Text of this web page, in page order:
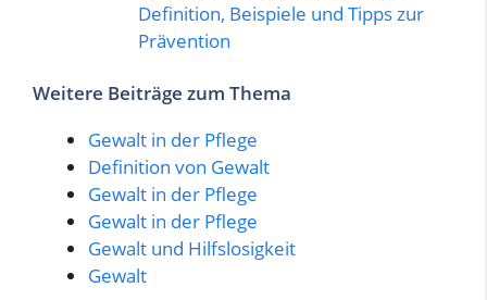
Definition, Beispiele und Tipps zur
Prävention
Weitere Beiträge zum Thema
Gewalt in der Pflege
Definition von Gewalt
Gewalt in der Pflege
Gewalt in der Pflege
Gewalt und Hilfslosigkeit
Gewalt